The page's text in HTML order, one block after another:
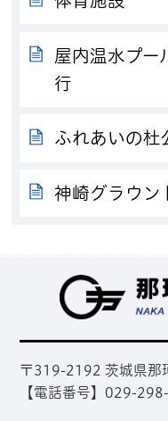
屋内温水プー
行
ふれあいの杜
神崎グラウン
〒319-2192 茨城県那
【電話番号】029-